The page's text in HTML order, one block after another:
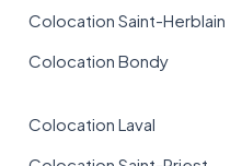
Colocation Saint-Herblain
Colocation Bondy
Colocation Laval